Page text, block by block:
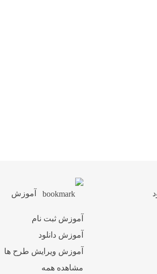
آموزش
آموزش ثبت نام
آموزش دانلود
آموزش ویرایش طرح ها
مشاهده همه